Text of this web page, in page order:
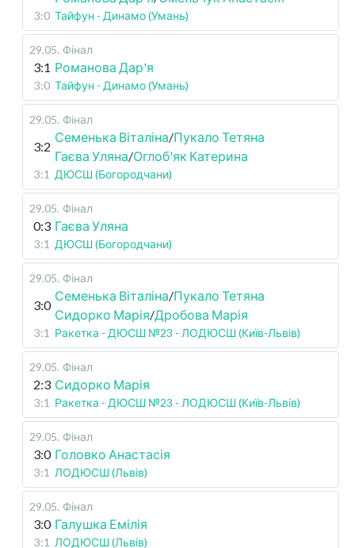
3:0 Тайфун - Динамо (Умань)
29.05. Фінал
3:1 Романова Дар'я
3:0 Тайфун - Динамо (Умань)
29.05. Фінал
3:2
Семенька Віталіна/Пукало Тетяна
Гаєва Уляна/Оглоб'як Катерина
3:1 ДЮСШ (Богородчани)
29.05. Фінал
0:3 Гаєва Уляна
3:1 ДЮСШ (Богородчани)
29.05. Фінал
3:0
Семенька Віталіна/Пукало Тетяна
Сидорко Марія/Дробова Марія
3:1 Ракетка - ДЮСШ №23 - ЛОДЮСШ (Київ-Львів)
29.05. Фінал
2:3 Сидорко Марія
3:1 Ракетка - ДЮСШ №23 - ЛОДЮСШ (Київ-Львів)
29.05. Фінал
3:0 Головко Анастасія
3:1 ЛОДЮСШ (Львів)
29.05. Фінал
3:0 Галушка Емілія
3:1 ЛОДЮСШ (Львів)